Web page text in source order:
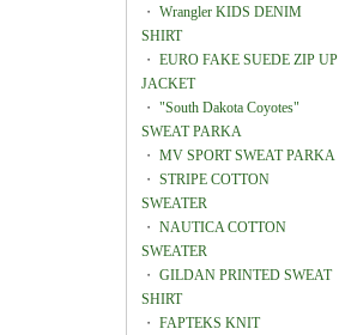
・ Wrangler KIDS DENIM
SHIRT
・ EURO FAKE SUEDE ZIP UP
JACKET
・ "South Dakota Coyotes"
SWEAT PARKA
・ MV SPORT SWEAT PARKA
・ STRIPE COTTON
SWEATER
・ NAUTICA COTTON
SWEATER
・ GILDAN PRINTED SWEAT
SHIRT
・ FAPTEKS KNIT